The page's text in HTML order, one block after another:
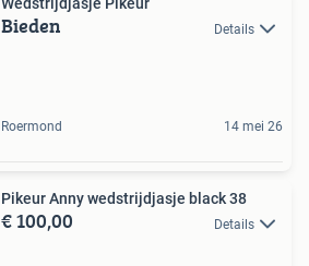
Wedstrijdjasje Pikeur
Bieden Details
Roermond 14 mei 26
Pikeur Anny wedstrijdjasje black 38
€ 100,00 Details